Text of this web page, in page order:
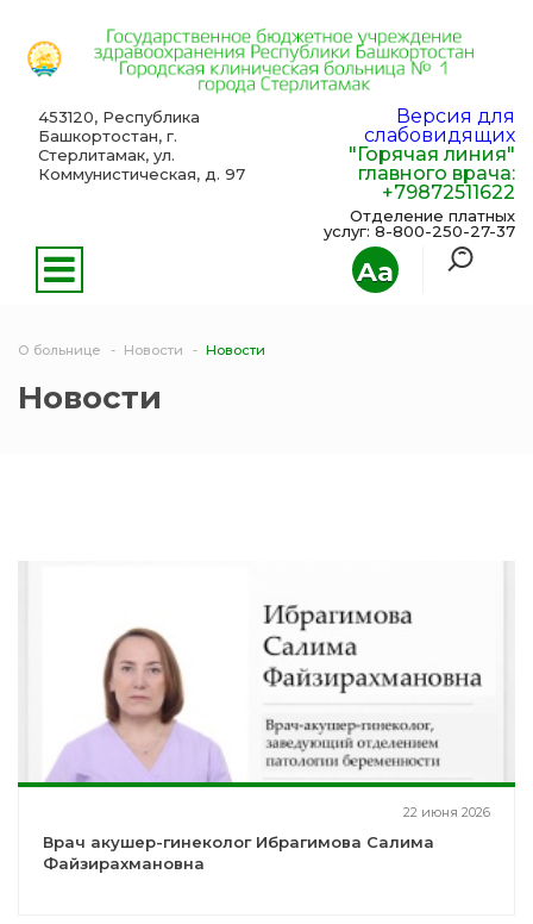
Aa
453120, Республика
Башкортостан, г.
Стерлитамак, ул.
Коммунистическая, д. 97
Версия для
слабовидящих
"Горячая линия"
главного врача:
+79872511622
Отделение платных
услуг: 8-800-250-27-37
О больнице Новости Новости
Новости
22 июня 2026
Врач акушер-гинеколог Ибрагимова Салима
Файзирахмановна